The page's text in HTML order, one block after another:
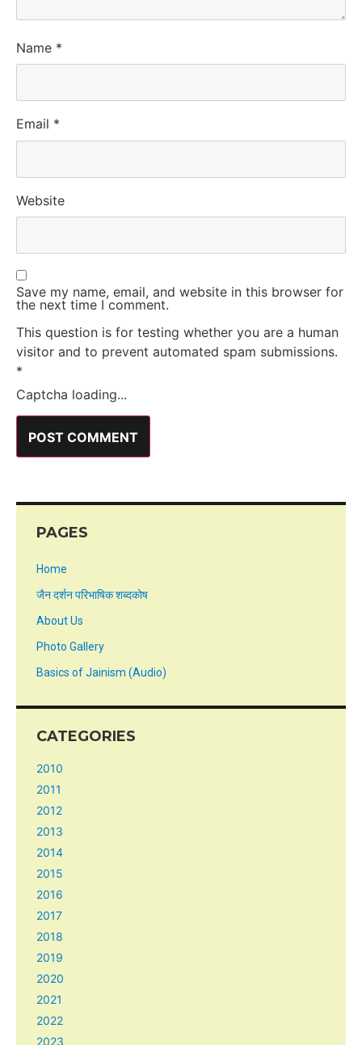
Name *
Email *
Website
Save my name, email, and website in this browser for
the next time I comment.
This question is for testing whether you are a human
visitor and to prevent automated spam submissions.
*
Captcha loading...
PAGES
Home
जैन दर्शन परिभाषिक शब्दकोष
About Us
Photo Gallery
Basics of Jainism (Audio)
CATEGORIES
2010
2011
2012
2013
2014
2015
2016
2017
2018
2019
2020
2021
2022
2023